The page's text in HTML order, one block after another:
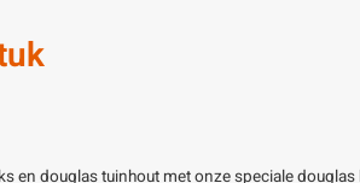
Olie en lak - voor binnen
en douglas tuinhout met onze speciale